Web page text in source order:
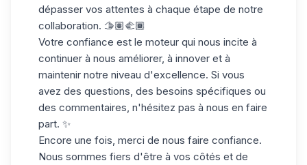
dépasser vos attentes à chaque étape de notre
collaboration. 🫱🏽‍🫲🏾
Votre confiance est le moteur qui nous incite à
continuer à nous améliorer, à innover et à
maintenir notre niveau d'excellence. Si vous
avez des questions, des besoins spécifiques ou
des commentaires, n'hésitez pas à nous en faire
part. ✨
Encore une fois, merci de nous faire confiance.
Nous sommes fiers d'être à vos côtés et de